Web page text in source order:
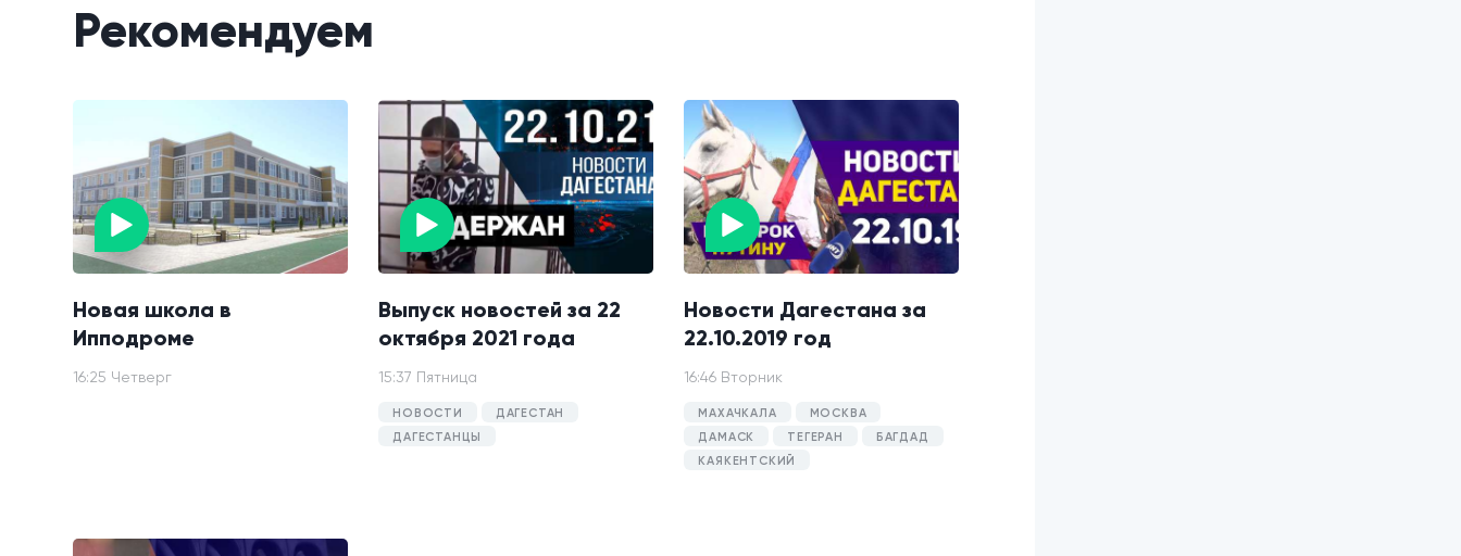
Рекомендуем
Новая школа в
Ипподроме
16:25 Четверг
Выпуск новостей за 22
октября 2021 года
15:37 Пятница
НОВОСТИ
ДАГЕСТАН
ДАГЕСТАНЦЫ
Новости Дагестана за
22.10.2019 год
16:46 Вторник
МАХАЧКАЛА
МОСКВА
ДАМАСК
ТЕГЕРАН
БАГДАД
КАЯКЕНТСКИЙ